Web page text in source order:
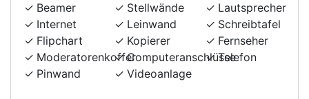
Beamer
Internet
Flipchart
Moderatorenkoffer
Pinwand
Stellwände
Leinwand
Kopierer
Computeranschlüsse
Videoanlage
Lautsprecher
Schreibtafel
Fernseher
Telefon